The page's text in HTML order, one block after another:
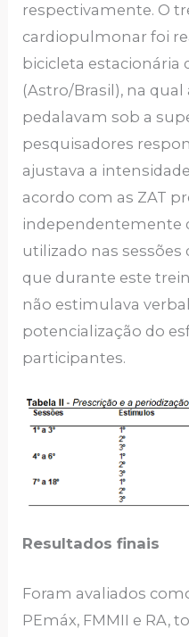
respectivamente. O
cardiopulmonar foi
bicicleta estacionária
(Astro/Brasil), na
pedalavam sob a
pesquisadores
ajustava a
acordo com as ZAT
independentemente
utilizado nas sessões
que durante este
não estimulava
potencialização do
participantes.
Resultados finais
Foram avaliados
PEmáx, FMMII e RA,